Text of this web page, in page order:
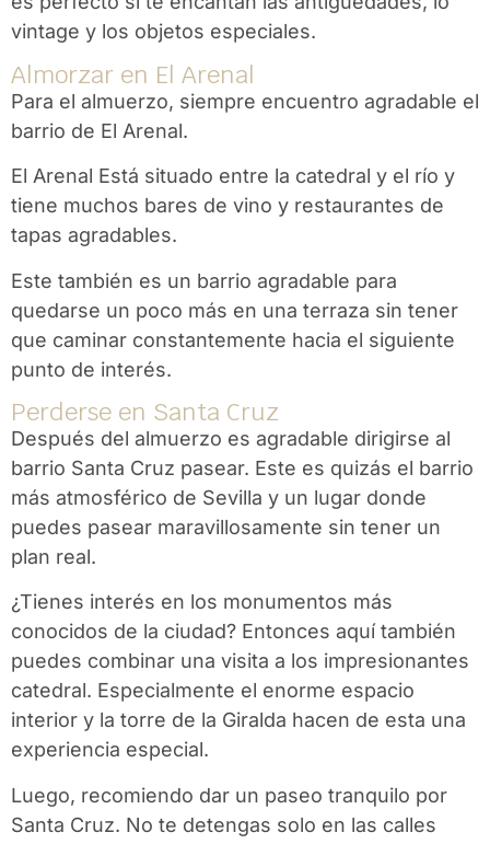
vintage y los objetos especiales.
Almorzar en El Arenal
Para el almuerzo, siempre encuentro agradable el
barrio de El Arenal.
El Arenal Está situado entre la catedral y el río y
tiene muchos bares de vino y restaurantes de
tapas agradables.
Este también es un barrio agradable para
quedarse un poco más en una terraza sin tener
que caminar constantemente hacia el siguiente
punto de interés.
Perderse en Santa Cruz
Después del almuerzo es agradable dirigirse al
barrio Santa Cruz pasear. Este es quizás el barrio
más atmosférico de Sevilla y un lugar donde
puedes pasear maravillosamente sin tener un
plan real.
¿Tienes interés en los monumentos más
conocidos de la ciudad? Entonces aquí también
puedes combinar una visita a los impresionantes
catedral. Especialmente el enorme espacio
interior y la torre de la Giralda hacen de esta una
experiencia especial.
Luego, recomiendo dar un paseo tranquilo por
Santa Cruz. No te detengas solo en las calles